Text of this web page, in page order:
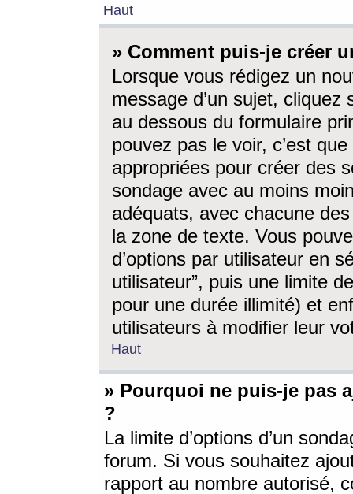
Haut
» Comment puis-je créer
Lorsque vous rédigez un
message d’un sujet, cliquez
au dessous du formulaire
pouvez pas le voir, c’est
appropriées pour créer des
sondage avec au moins
adéquats, avec chacune
la zone de texte. Vous
d’options par utilisateur en
utilisateur”, puis une limite
pour une durée illimité) et
utilisateurs à modifier leur
Haut
» Pourquoi ne puis-je pas
?
La limite d’options d’un
forum. Si vous souhaitez
rapport au nombre autorisé,